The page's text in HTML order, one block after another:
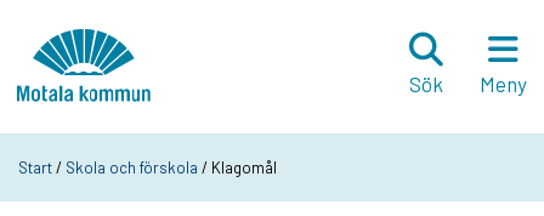
Sök
Meny
Start/ Skola och förskola / Klagomål